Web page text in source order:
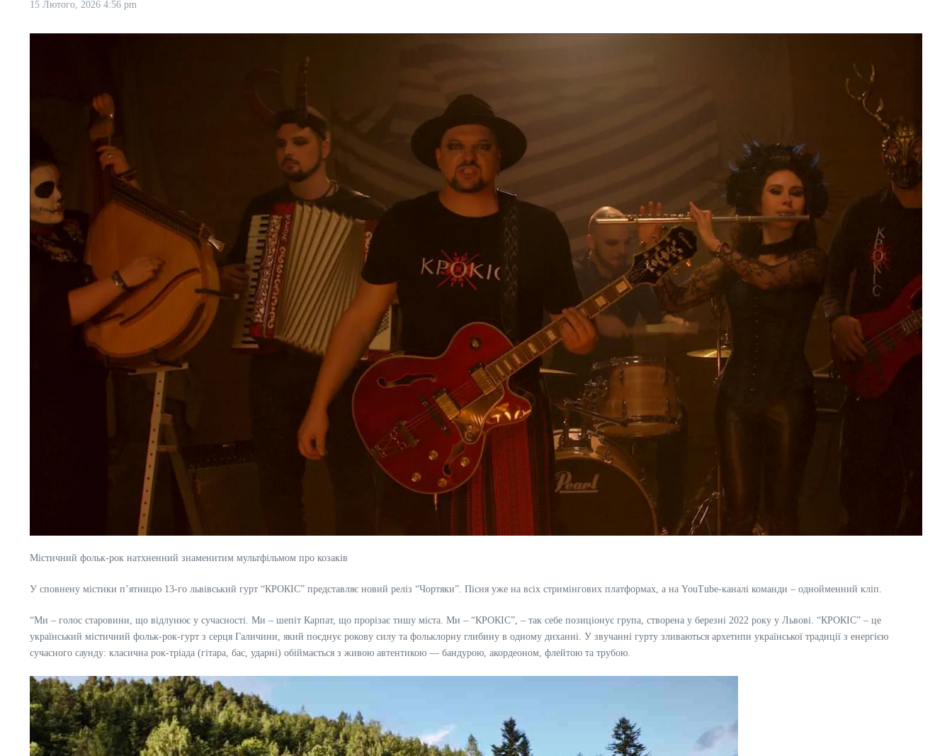
15 Лютого, 2026 4:56 pm
Містичний фольк-рок натхненний знаменитим мультфільмом про козаків
У сповнену містики п’ятницю 13-го львівський гурт “КРОКІС” представляє новий реліз “Чортяки”. Пісня уже на всіх стримінгових платформах, а на YouTube-каналі команди – однойменний кліп.
“Ми – голос старовини, що відлунює у сучасності. Ми – шепіт Карпат, що прорізає тишу міста. Ми – “КРОКІС”, – так себе позиціонує група, створена у березні 2022 року у Львові. “КРОКІС” – це
український містичний фольк-рок-гурт з серця Галичини, який поєднує рокову силу та фольклорну глибину в одному диханні. У звучанні гурту зливаються архетипи української традиції з енергією
сучасного саунду: класична рок-тріада (гітара, бас, ударні) обіймається з живою автентикою — бандурою, акордеоном, флейтою та трубою.